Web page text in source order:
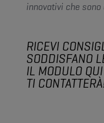
innovativi che sono
RICEVI
SODDISFANO
IL MODULO
TI